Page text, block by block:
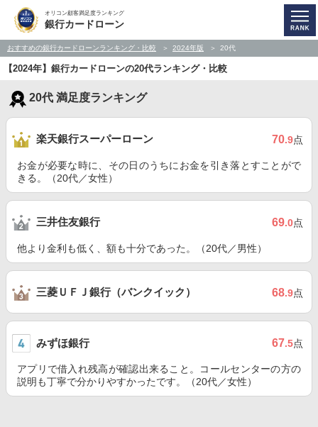
オリコン顧客満足度ランキング
銀行カードローン
おすすめの銀行カードローンランキング・比較 2024年版 20代
【2024年】銀行カードローンの20代ランキング・比較
20代 満足度ランキング
楽天銀行スーパーローン 70.9点
お金が必要な時に、その日のうちにお金を引き落とすことがで
きる。（20代／女性）
三井住友銀行 69.0点
他より金利も低く、額も十分であった。（20代／男性）
三菱ＵＦＪ銀行（バンクイック） 68.9点
みずほ銀行 67.5点
アプリで借入れ残高が確認出来ること。コールセンターの方の
説明も丁寧で分かりやすかったです。（20代／女性）